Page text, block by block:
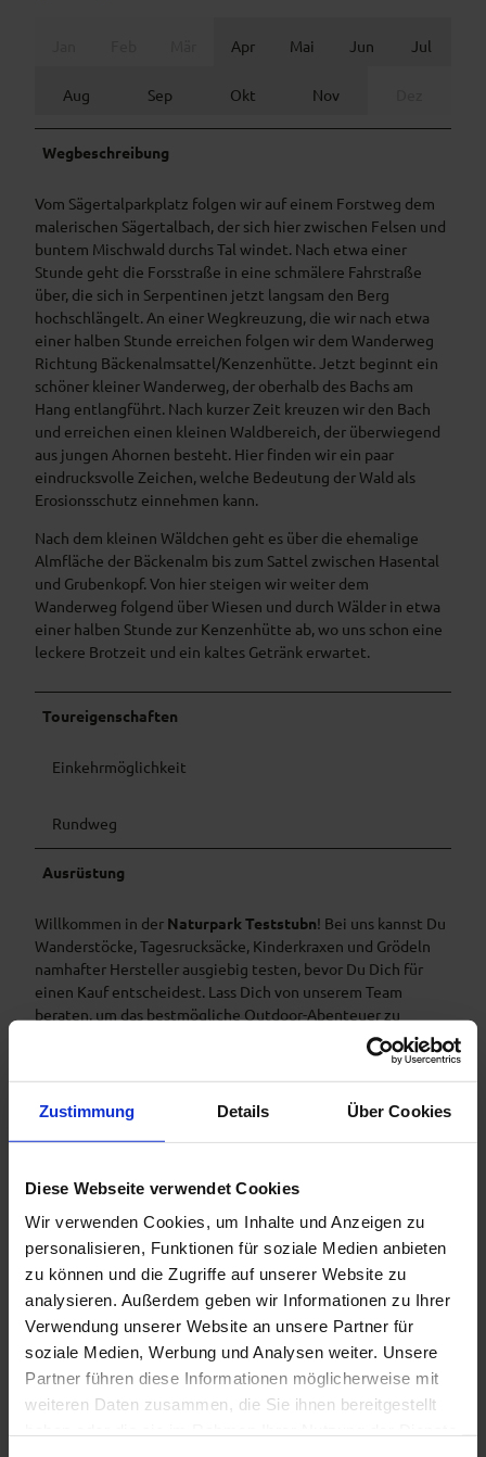
Zustimmung Details Über Cookies
Diese Webseite verwendet Cookies
Wir verwenden Cookies, um Inhalte und Anzeigen zu
personalisieren, Funktionen für soziale Medien anbieten
zu können und die Zugriffe auf unserer Website zu
analysieren. Außerdem geben wir Informationen zu Ihrer
Verwendung unserer Website an unsere Partner für
soziale Medien, Werbung und Analysen weiter. Unsere
Partner führen diese Informationen möglicherweise mit
weiteren Daten zusammen, die Sie ihnen bereitgestellt
Apr Mai Jun Jul
Aug Sep Okt Nov
Wegbeschreibung
Vom Sägertalparkplatz folgen wir auf einem Forstweg dem
malerischen Sägertalbach, der sich hier zwischen Felsen und
buntem Mischwald durchs Tal windet. Nach etwa einer
Stunde geht die Forsstraße in eine schmälere Fahrstraße
über, die sich in Serpentinen jetzt langsam den Berg
hochschlängelt. An einer Wegkreuzung, die wir nach etwa
einer halben Stunde erreichen folgen wir dem Wanderweg
Richtung Bäckenalmsattel/Kenzenhütte. Jetzt beginnt ein
schöner kleiner Wanderweg, der oberhalb des Bachs am
Hang entlangführt. Nach kurzer Zeit kreuzen wir den Bach
und erreichen einen kleinen Waldbereich, der überwiegend
aus jungen Ahornen besteht. Hier finden wir ein paar
eindrucksvolle Zeichen, welche Bedeutung der Wald als
Erosionsschutz einnehmen kann.
Nach dem kleinen Wäldchen geht es über die ehemalige
Almfläche der Bäckenalm bis zum Sattel zwischen Hasental
und Grubenkopf. Von hier steigen wir weiter dem
Wanderweg folgend über Wiesen und durch Wälder in etwa
einer halben Stunde zur Kenzenhütte ab, wo uns schon eine
leckere Brotzeit und ein kaltes Getränk erwartet.
Toureigenschaften
Einkehrmöglichkeit
Rundweg
Ausrüstung
Willkommen in der Naturpark Teststubn! Bei uns kannst Du
Wanderstöcke, Tagesrucksäcke, Kinderkraxen und Grödeln
namhafter Hersteller ausgiebig testen, bevor Du Dich für
einen Kauf entscheidest. Lass Dich von unserem Team
beraten, um das bestmögliche Outdoor-Abenteuer zu
findest Du in den
Kohlgrubund imDrahtesel Verleih Lukas Spindlerin
Oberammergau.
Mehr Informationen:www.ammergauer-alpen.de/teststubn
Anfahrt
Adresse:
Parkplatz Sägertal, Sägertal, 82488 Ettal - Linderhof
A95 München – Garmisch bis Autobahnende und weiter nach
Oberau. Rechts nach Oberammergau abbiegen, durch Ettal
und vor Oberammergau links Richtung Schloß Linderhof. An